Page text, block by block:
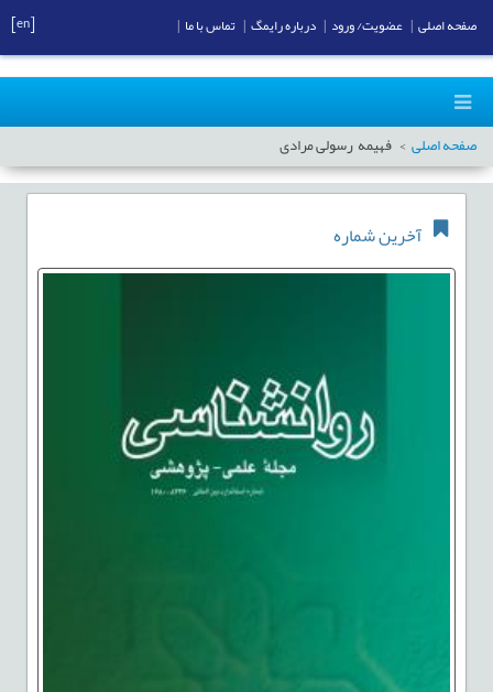
صفحه اصلی فهیمه رسولی مرادی
آخرین شماره
صفحه اصلی عضویت/ ورود درباره رایمگ تماس با ما